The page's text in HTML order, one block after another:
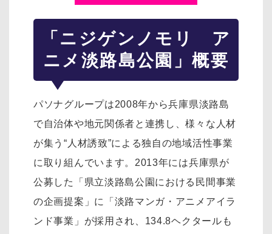
「ニジゲンノモリ ア
ニメ淡路島公園」概要
パソナグループは2008年から兵庫県淡路島
で自治体や地元関係者と連携し、様々な人材
が集う“人材誘致”による独自の地域活性事業
に取り組んでいます。2013年には兵庫県が
公募した「県立淡路島公園における民間事業
の企画提案」に「淡路マンガ・アニメアイラ
ンド事業」が採用され、134.8ヘクタールも